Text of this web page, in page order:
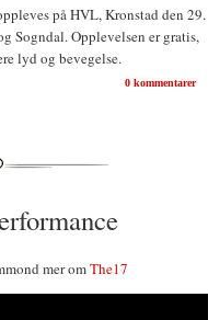
på HVL, Kronstad den 29.
Sogndal. Opplevelsen er gratis,
lyd og bevegelse.
0 kommentarer
mer omThe17